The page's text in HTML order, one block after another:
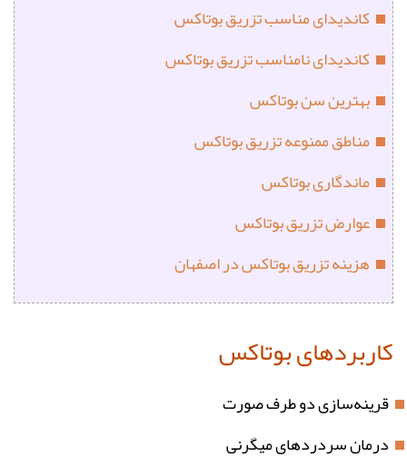
کاندیدای مناسب تزریق بوتاکس
کاندیدای نامناسب تزریق بوتاکس
بهترین سن بوتاکس
مناطق ممنوعه تزریق بوتاکس
ماندگاری بوتاکس
عوارض تزریق بوتاکس
هزینه تزریق بوتاکس در اصفهان
کاربردهای بوتاکس
قرینه‌سازی دو طرف صورت
درمان سردردهای میگرنی